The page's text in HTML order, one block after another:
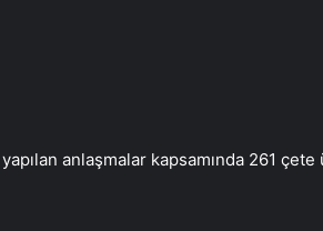
anlaşmalar kapsamında 261